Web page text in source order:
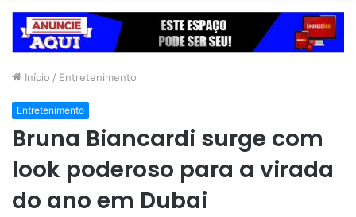
Início / Entretenimento
Entretenimento
Bruna Biancardi surge com
look poderoso para a virada
do ano em Dubai